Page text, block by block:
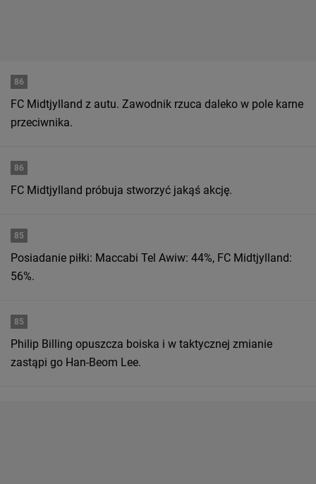
86
FC Midtjylland z autu. Zawodnik rzuca daleko w pole karne
przeciwnika.
86
FC Midtjylland próbuja stworzyć jakąś akcję.
85
Posiadanie piłki: Maccabi Tel Awiw: 44%, FC Midtjylland:
56%.
85
Philip Billing opuszcza boiska i w taktycznej zmianie
zastąpi go Han-Beom Lee.